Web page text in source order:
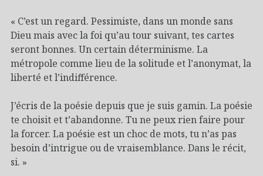
« C’est un regard. Pessimiste, dans un monde sans
Dieu mais avec la foi qu’au tour suivant, tes cartes
seront bonnes. Un certain déterminisme. La
métropole comme lieu de la solitude et l’anonymat, la
liberté et l’indifférence.
J’écris de la poésie depuis que je suis gamin. La poésie
te choisit et t’abandonne. Tu ne peux rien faire pour
la forcer. La poésie est un choc de mots, tu n’as pas
besoin d’intrigue ou de vraisemblance. Dans le récit,
si. »